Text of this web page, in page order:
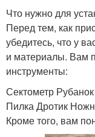
Что нужно для
Перед тем, как
убедитесь, что у
и материалы. Вам
инструменты:
Сектометр
Пилка Дротик
Кроме того, вам